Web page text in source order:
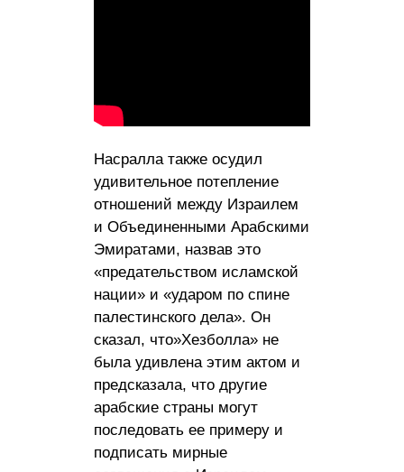
Насралла также осудил
удивительное потепление
отношений между Израилем
и Объединенными Арабскими
Эмиратами, назвав это
«предательством исламской
нации» и «ударом по спине
палестинского дела». Он
сказал, что»Хезболла» не
была удивлена ​​этим актом и
предсказала, что другие
арабские страны могут
последовать ее примеру и
подписать мирные